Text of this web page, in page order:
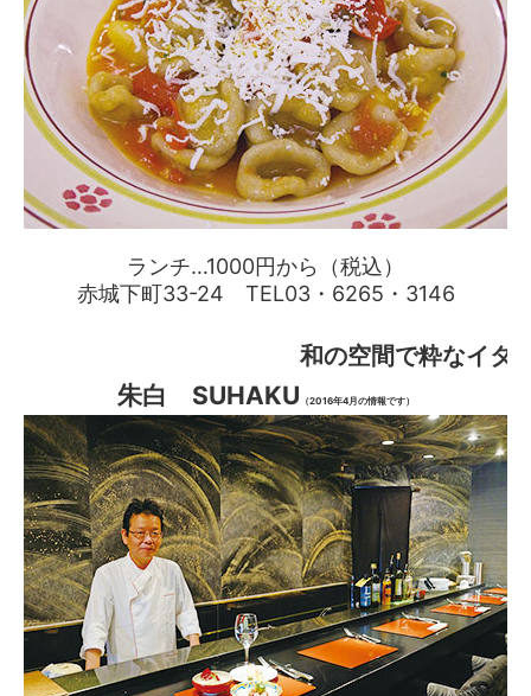
ランチ…1000円から（税込）
赤城下町33-24 TEL03・6265・3146
和の空間で粋なイタ
朱白 SUHAKU （2016年4月の情報です）